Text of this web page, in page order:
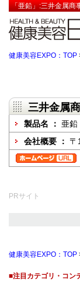
「亜鉛」:三井金属商
健康美容EXPO：TOP
三井金属
製品名 ： 亜鉛
会社概要 ： 〒
PRサイト
健康美容EXPO：TOP
■注目カテゴリ・コン